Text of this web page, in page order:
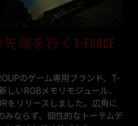
確認ください。対応していない
定のオーバークロック周波数に
モリモジュールは標準電圧範
います。マザーボードやプロ
した場合は、それぞれの製造
ビスにお問い合わせください。
端を行くT-FORCE
のゲーム専用ブランド、T-
しいRGBメモリモジュール、
をリリースしました。広角に
みならず、個性的なトーテムデ